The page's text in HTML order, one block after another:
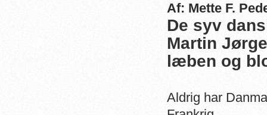
Af: Mette F.
De syv
Martin
læben og
Aldrig har